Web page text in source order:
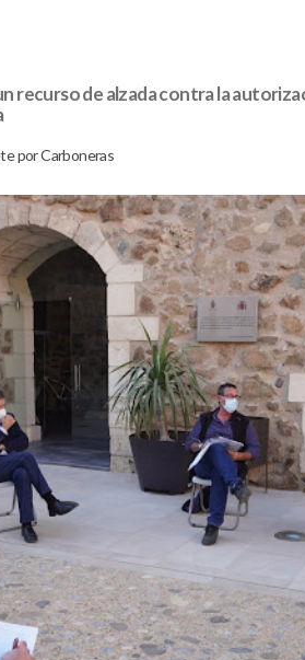
recurso de alzada contra la
por Carboneras